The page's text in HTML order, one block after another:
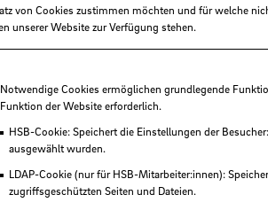
von Cookies zustimmen möchten und für welche
unserer Website zur Verfügung stehen.
Cookies
Notwendige Cookies ermöglichen grundlegende
Funktion der Website erforderlich.
HSB-Cookie: Speichert die Einstellungen der
ausgewählt wurden.
LDAP-Cookie (nur für HSB-Mitarbeiter:innen):
zugriffsgeschützten Seiten und Dateien.